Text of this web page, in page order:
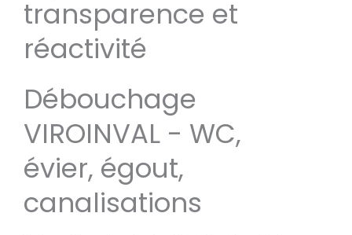
transparence et
réactivité
Débouchage
VIROINVAL - WC,
évier, égout,
canalisations